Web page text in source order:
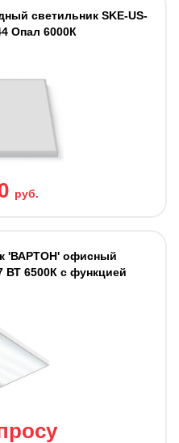
светильник SKE-US-
Опал 6000К
руб.
'ВАРТОН' офисный
ВТ 6500К с функцией